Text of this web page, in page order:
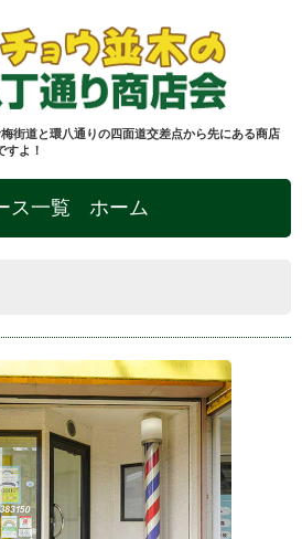
街道と環八通りの四面道交差点から先にある商店
すよ！
ス一覧 ホーム